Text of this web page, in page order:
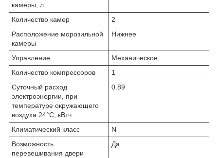
камеры, л
Количество камер
2
Расположение морозильной
камеры
Нижнее
Управление
Механическое
Количество компрессоров
1
Суточный расход
электроэнергии, при
температуре окружающего
воздуха 24°C, кВтч
0.89
Климатический класс
N
Возможность
перевешивания двери
Да